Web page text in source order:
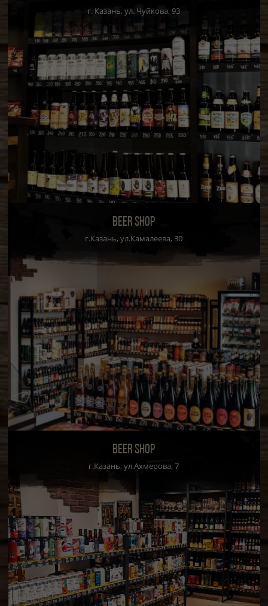
г. Казань, ул. Чуйкова, 93
BEER SHOP
г.Казань, ул.Камалеева, 30
BEER SHOP
г.Казань, ул.Ахмерова, 7